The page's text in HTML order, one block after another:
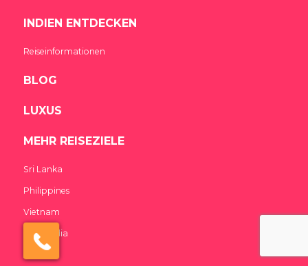
INDIEN ENTDECKEN
Reiseinformationen
BLOG
LUXUS
MEHR REISEZIELE
Sri Lanka
Philippines
Vietnam
Cambodia